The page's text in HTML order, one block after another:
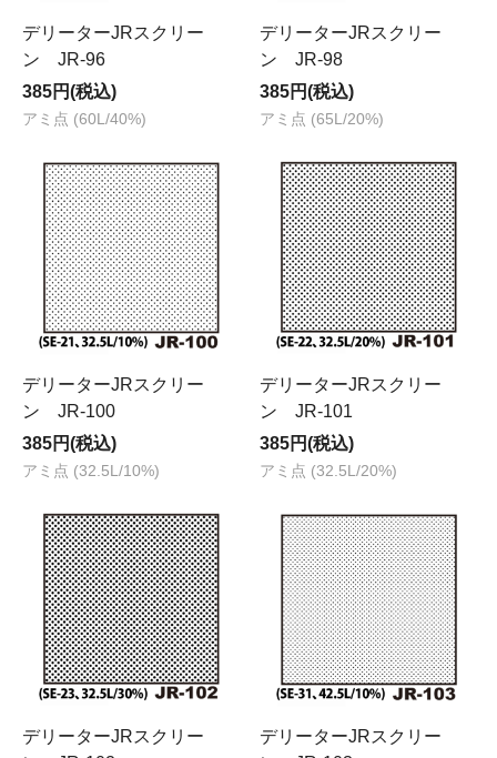
デリーターJRスクリー
ン JR-96
385円(税込)
アミ点 (60L/40%)
デリーターJRスクリー
ン JR-98
385円(税込)
アミ点 (65L/20%)
デリーターJRスクリー
ン JR-100
385円(税込)
アミ点 (32.5L/10%)
デリーターJRスクリー
ン JR-101
385円(税込)
アミ点 (32.5L/20%)
デリーターJRスクリー
デリーターJRスクリー